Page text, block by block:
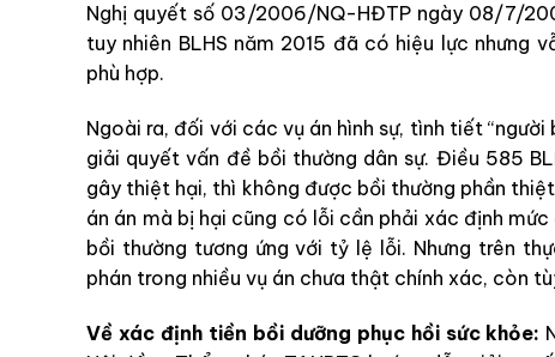
Nghị quyết số 03/2006/NQ-HĐTP ngày 08/7/
tuy nhiên BLHS năm 2015 đã có hiệu lực nhưng
phù hợp.
Ngoài ra, đối với các vụ án hình sự, tình tiết
giải quyết vấn đề bồi thường dân sự. Điều 585
gây thiệt hại, thì không được bồi thường phần
án án mà bị hại cũng có lỗi cần phải xác định
bồi thường tương ứng với tỷ lệ lỗi. Nhưng trên
phán trong nhiều vụ án chưa thật chính xác, còn
Về xác định tiền bồi dưỡng phục hồi sức khỏe: